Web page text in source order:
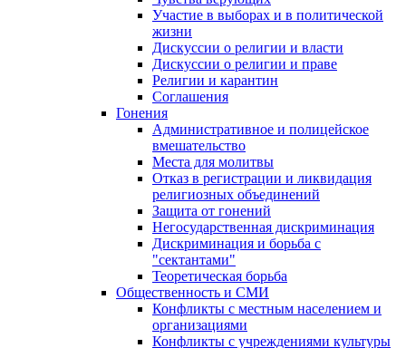
Участие в выборах и в политической
жизни
Дискуссии о религии и власти
Дискуссии о религии и праве
Религии и карантин
Соглашения
Гонения
Административное и полицейское
вмешательство
Места для молитвы
Отказ в регистрации и ликвидация
религиозных объединений
Защита от гонений
Негосударственная дискриминация
Дискриминация и борьба с
"сектантами"
Теоретическая борьба
Общественность и СМИ
Конфликты с местным населением и
организациями
Конфликты с учреждениями культуры